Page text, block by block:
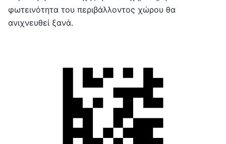
φωτεινότητα του περιβάλλοντος χώρου θα
ανιχνευθεί ξανά.